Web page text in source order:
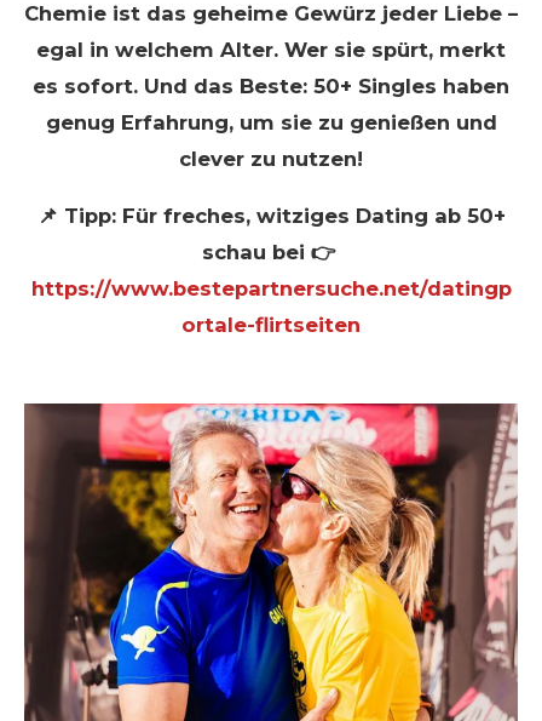
Chemie ist das geheime Gewürz jeder Liebe –
egal in welchem Alter. Wer sie spürt, merkt
es sofort. Und das Beste: 50+ Singles haben
genug Erfahrung, um sie zu genießen und
clever zu nutzen!
📌 Tipp: Für freches, witziges Dating ab 50+
schau bei 👉
https://www.bestepartnersuche.net/datingp
ortale-flirtseiten